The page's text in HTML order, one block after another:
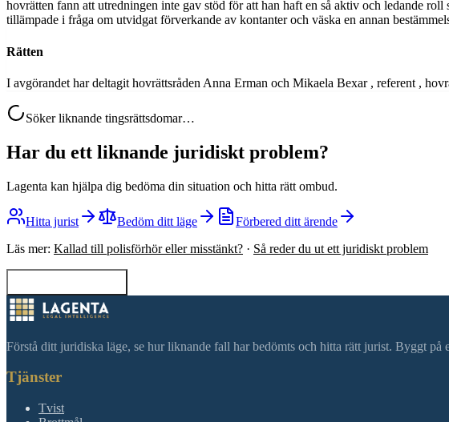
hovrätten fann att utredningen inte gav stöd för att han haft en så aktiv och ledande
tillämpade i fråga om utvidgat förverkande av kontanter och väska en annan
Rätten
I avgörandet har deltagit hovrättsråden Anna Erman och Mikaela Bexar , referent ,
Söker liknande tingsrättsdomar…
Har du ett liknande juridiskt problem?
Lagenta kan hjälpa dig bedöma din situation och hitta rätt ombud.
Hitta jurist Bedöm ditt läge
Förbered ditt ärende
Läs mer: Kallad till polisförhör eller misstänkt? · Så reder du ut ett juridiskt problem
Förstå ditt juridiska läge, se hur liknande fall har bedömts och hitta rätt jurist. Byggt på
Tjänster
Tvist